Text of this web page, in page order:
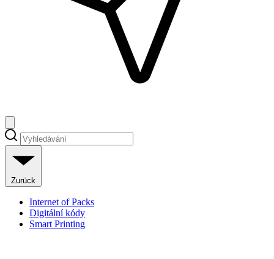
Zurück
Internet of Packs
Digitální kódy
Smart Printing